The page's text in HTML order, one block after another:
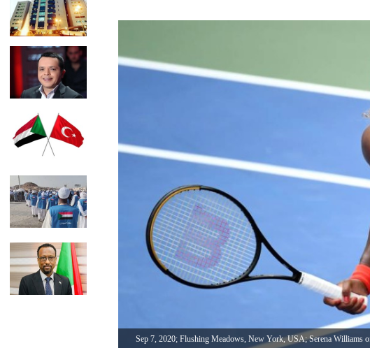
Sep 7, 2020; Flushing Meadows, New York, USA; Serena Williams